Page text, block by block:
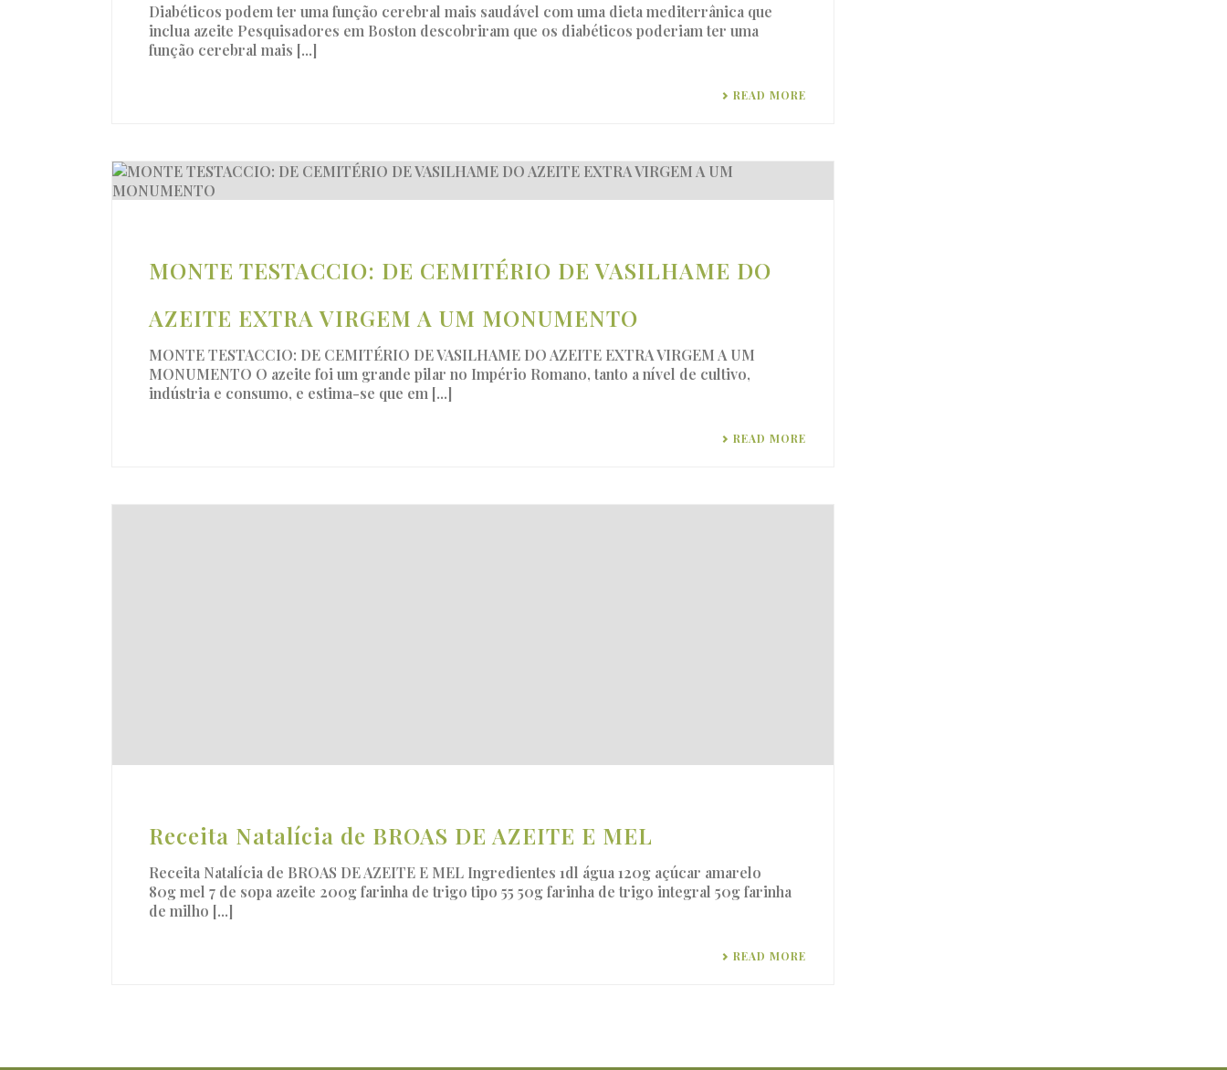
Diabéticos podem ter uma função cerebral mais saudável com uma dieta mediterrânica que
inclua azeite Pesquisadores em Boston descobriram que os diabéticos poderiam ter uma
função cerebral mais [...]
READ MORE
MONTE TESTACCIO: DE CEMITÉRIO DE VASILHAME DO
AZEITE EXTRA VIRGEM A UM MONUMENTO
MONTE TESTACCIO: DE CEMITÉRIO DE VASILHAME DO AZEITE EXTRA VIRGEM A UM
MONUMENTO O azeite foi um grande pilar no Império Romano, tanto a nível de cultivo,
indústria e consumo, e estima-se que em [...]
READ MORE
Receita Natalícia de BROAS DE AZEITE E MEL
Receita Natalícia de BROAS DE AZEITE E MEL Ingredientes 1dl água 120g açúcar amarelo
80g mel 7 de sopa azeite 200g farinha de trigo tipo 55 50g farinha de trigo integral 50g farinha
de milho [...]
READ MORE